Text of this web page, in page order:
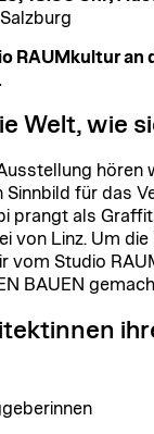
RAUMkultur
Welt, wie
hören
Sinnbild für das
prangt als
von Linz. Um
vom Studio
BAUEN